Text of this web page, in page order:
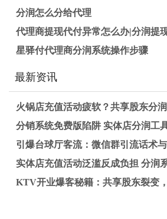
分润怎么分给代理
代理商提现代付异常怎么办|分润提
星驿付代理商分润系统操作步骤
最新资讯
火锅店充值活动疲软？共享股东分
分销系统免费版陷阱 实体店分润工
实体店充值活动泛滥反成负担 分润